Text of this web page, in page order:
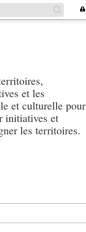
et les
et culturelle pour
initiatives et
les territoires.